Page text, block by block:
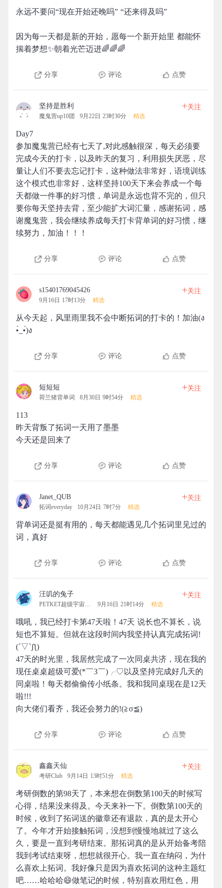
永远不要问“现在开始还晚吗” “还来得及吗”
因为每一天都是新的开始，愿每一个新开始里 都能怀
揣着梦想✨朝着光芒迈进🌈🌈🌈
分享 评论 点赞
坚持是胜利
魔鬼营up10团 9月22日 23时30分 精选
+关注
Day7
参加魔鬼营已经有七天了,对此感触很深，每天必须要
完成今天的打卡，以及昨天的复习，利用损失厌恶，尽
量让人们不要去忘记打卡，这种做法非常好，语境训练
这个模式也非常好，这样坚持100天下来会养成一个每
天都做一件事的好习惯，单词是永远也背不完的，但只
要你每天坚持去背，至少能扩大词汇量，感谢拓词，感
谢魔鬼营，我会继续养成每天打卡背单词的好习惯，继
续努力，加油！！！
分享 评论 点赞
s15401769045426
9月16日 17时13分 精选
+关注
从今天起，风里雨里我不会中断拓词的打卡的！加油(ง
•̀_•́)ง
分享 评论 点赞
短短短
荷兰猪背单词 8月30日 9时54分 精选
+关注
113
昨天背叛了拓词一天用了墨墨
今天还是回来了
分享 评论 点赞
Janet_QUB
拓词everyday 10月24日 7时7分 精选
+关注
背单词还是挺有用的，每天都能遇见几个拓词里见过的
词，真好
分享 评论 点赞
汪叽的兔子
PETKET超级宇宙拓团 9月16日 21时14分 精选
+关注
哦吼，我已经打卡第47天啦！47天 说长也不算长，说
短也不算短。但就在这段时间内我坚持认真完成拓词!
(´▽`ʃƪ)
47天的时光里，我居然完成了一次同桌共济，现在我的
现任桌桌超级可爱(*￣3￣)╭♡以及坚持完成好几天的
同桌啦！每天都偷偷传小纸条。我和我同桌现在是12天
啦!!!
向大佬们看齐，我还会努力的!(≧σ≦)
分享 评论 点赞
鑫鑫天仙
考研Club 9月14日 13时51分 精选
+关注
考研倒数的第98天了，本来想在倒数第100天的时候写
心得，结果没来得及。今天来补一下。倒数第100天的
时候，收到了拓词送的徽章还有退款，真的是太开心
了。今年才开始接触拓词，没想到慢慢地就过了这么
久，要是一直到考研结束。那拓词真的是从开始备考陪
我到考试结束呀，想想就很开心。我一直在纳闷，为什
么喜欢上拓词。我好像只是因为喜欢拓词的这种主题红
吧……哈哈哈😄做笔记的时候，特别喜欢用红色，用